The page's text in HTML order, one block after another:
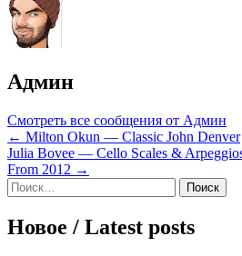
Админ
Смотреть все сообщения от Админ
Навигация
по
записям
← Milton Okun — Classic John Denver
Julia Bovee — Cello Scales &
From 2012 →
Sidebar
Найти:
Новое / Latest posts